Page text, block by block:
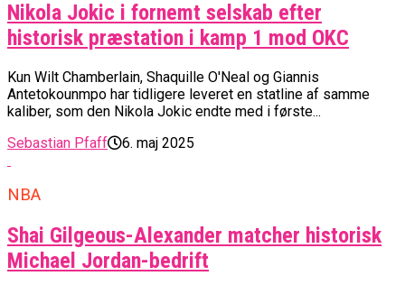
Nikola Jokic i fornemt selskab efter
historisk præstation i kamp 1 mod OKC
Kun Wilt Chamberlain, Shaquille O'Neal og Giannis
Antetokounmpo har tidligere leveret en statline af samme
kaliber, som den Nikola Jokic endte med i første...
Sebastian Pfaff
6. maj 2025
NBA
Shai Gilgeous-Alexander matcher historisk
Michael Jordan-bedrift